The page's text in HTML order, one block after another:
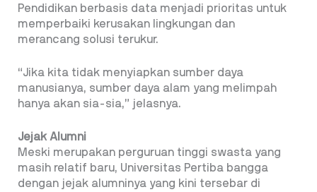
Pendidikan berbasis data menjadi prioritas untuk
memperbaiki kerusakan lingkungan dan
merancang solusi terukur.
“Jika kita tidak menyiapkan sumber daya
manusianya, sumber daya alam yang melimpah
hanya akan sia-sia,” jelasnya.
Jejak Alumni
Meski merupakan perguruan tinggi swasta yang
masih relatif baru, Universitas Pertiba bangga
dengan jejak alumninya yang kini tersebar di